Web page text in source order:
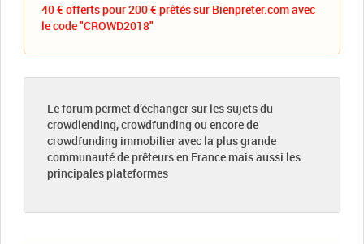
40 € offerts pour 200 € prêtés sur Bienpreter.com avec
le code "CROWD2018"
Le forum permet d’échanger sur les sujets du
crowdlending, crowdfunding ou encore de
crowdfunding immobilier avec la plus grande
communauté de prêteurs en France mais aussi les
principales plateformes